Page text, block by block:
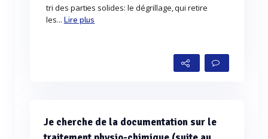
tri des parties solides: le dégrillage, qui retire
les... Lire plus
Je cherche de la documentation sur le